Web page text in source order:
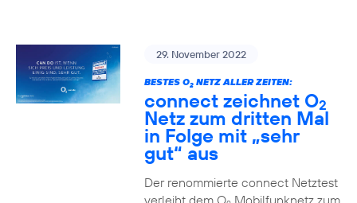
29. November 2022
BESTES O2NETZ ALLER ZEITEN:
connect zeichnet O2
Netz zum dritten Mal
in Folge mit „sehr
gut“ aus
Der renommierte connect Netztest
verleiht dem O Mobilfunknetz zum